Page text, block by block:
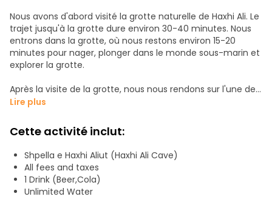
Nous avons d'abord visité la grotte naturelle de Haxhi Ali. Le
trajet jusqu'à la grotte dure environ 30-40 minutes. Nous
entrons dans la grotte, où nous restons environ 15-20
minutes pour nager, plonger dans le monde sous-marin et
explorer la grotte.
Après la visite de la grotte, nous nous rendons sur l'une des
merveilleuses plages de la péninsule de Karaburun, la
de faire de la plongée avec tuba et de profiter des eaux
cristallines bleues et de la magnifique nature qui entoure
la plage.
Vous aurez également l'occasion de visiter et d'explorer les
plages sauvages de la baie de Saint Koli. Vous devrez faire
une marche de 10 minutes pour atteindre ces belles plages
Lire plus
Cette activité inclut:
Shpella e Haxhi Aliut (Haxhi Ali Cave)
All fees and taxes
1 Drink (Beer,Cola)
Unlimited Water